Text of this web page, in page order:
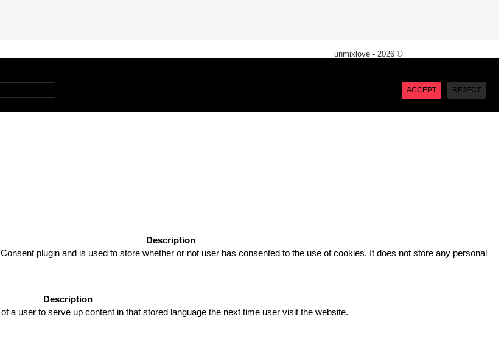
unmixlove - 2026 ©
REJECT
ACCEPT
Description
plugin and is used to store whether or not user has consented to the use of cookies. It does not store any personal
Description
a user to serve up content in that stored language the next time user visit the website.